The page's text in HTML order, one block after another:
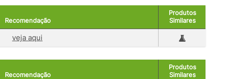
Recomendação
Produtos
Similares
veja aqui
Recomendação
Produtos
Similares